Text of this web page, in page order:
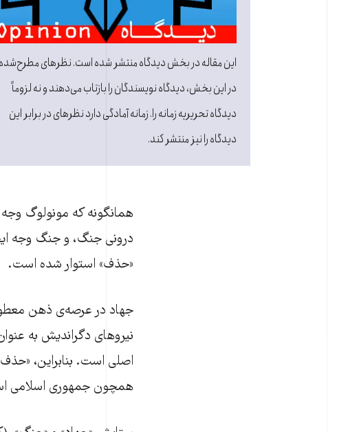
این مقاله در بخش دیدگاه منتشر شده است. نظرهای مطرح‌شده
در این بخش، دیدگاه نویسندگان را بازتاب می‌دهند و نه لزوماً
دیدگاه تحریریه زمانه را. زمانه آمادگی دارد نظرهای در برابر این
دیدگاه را نیز منتشر کند.
همانگونه که مونولوگ
درونی جنگ، و جنگ وجه
«حذف» استوار شده است.
جهاد در عرصه‌ی ذهن
نیروهای دگراندیش به
اصلی است. بنابراین،
همچون جمهوری اسلامی